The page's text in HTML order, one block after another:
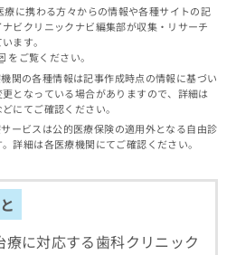
に携わる方々からの情報や各種サイトの記
ビクリニックナビ編集部が収集・リサーチ
ます。
をご覧ください。
関の各種情報は記事作成時点の情報に基づい
となっている場合がありますので、詳細は
にてご確認ください。
ービスは公的医療保険の適用外となる自由診
詳細は各医療機関にてご確認ください。
に対応する歯科クリニック